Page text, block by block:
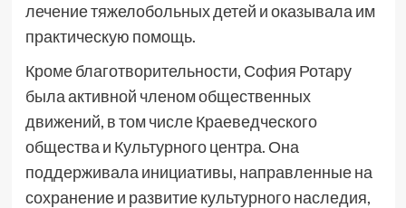
лечение тяжелобольных детей и оказывала им
практическую помощь.
Кроме благотворительности, София Ротару
была активной членом общественных
движений, в том числе Краеведческого
общества и Культурного центра. Она
поддерживала инициативы, направленные на
сохранение и развитие культурного наследия,